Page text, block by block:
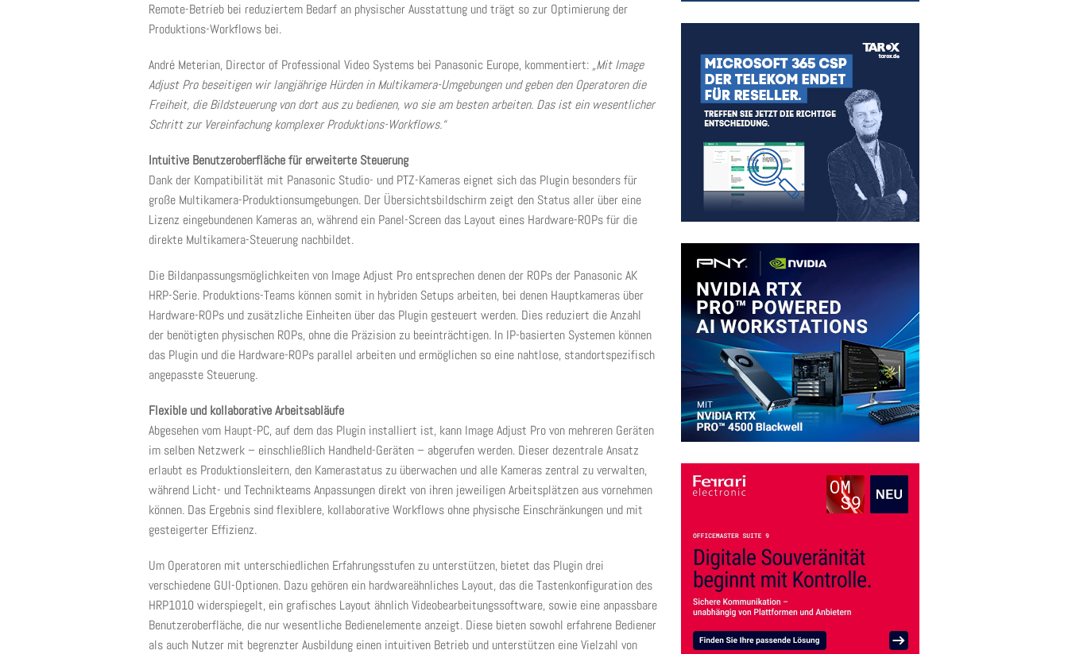
Remote-Betrieb bei reduziertem Bedarf an physischer Ausstattung und trägt so zur Optimierung der
Produktions-Workflows bei.
André Meterian, Director of Professional Video Systems bei Panasonic Europe, kommentiert: „Mit Image
Adjust Pro beseitigen wir langjährige Hürden in Multikamera-Umgebungen und geben den Operatoren die
Freiheit, die Bildsteuerung von dort aus zu bedienen, wo sie am besten arbeiten. Das ist ein wesentlicher
Schritt zur Vereinfachung komplexer Produktions-Workflows.“
Intuitive Benutzeroberfläche für erweiterte Steuerung
Dank der Kompatibilität mit Panasonic Studio- und PTZ-Kameras eignet sich das Plugin besonders für
große Multikamera-Produktionsumgebungen. Der Übersichtsbildschirm zeigt den Status aller über eine
Lizenz eingebundenen Kameras an, während ein Panel-Screen das Layout eines Hardware-ROPs für die
direkte Multikamera-Steuerung nachbildet.
Die Bildanpassungsmöglichkeiten von Image Adjust Pro entsprechen denen der ROPs der Panasonic AK
HRP-Serie. Produktions-Teams können somit in hybriden Setups arbeiten, bei denen Hauptkameras über
Hardware-ROPs und zusätzliche Einheiten über das Plugin gesteuert werden. Dies reduziert die Anzahl
der benötigten physischen ROPs, ohne die Präzision zu beeinträchtigen. In IP-basierten Systemen können
das Plugin und die Hardware-ROPs parallel arbeiten und ermöglichen so eine nahtlose, standortspezifisch
angepasste Steuerung.
Flexible und kollaborative Arbeitsabläufe
Abgesehen vom Haupt-PC, auf dem das Plugin installiert ist, kann Image Adjust Pro von mehreren Geräten
im selben Netzwerk – einschließlich Handheld-Geräten – abgerufen werden. Dieser dezentrale Ansatz
erlaubt es Produktionsleitern, den Kamerastatus zu überwachen und alle Kameras zentral zu verwalten,
während Licht- und Technikteams Anpassungen direkt von ihren jeweiligen Arbeitsplätzen aus vornehmen
können. Das Ergebnis sind flexiblere, kollaborative Workflows ohne physische Einschränkungen und mit
gesteigerter Effizienz.
Um Operatoren mit unterschiedlichen Erfahrungsstufen zu unterstützen, bietet das Plugin drei
verschiedene GUI-Optionen. Dazu gehören ein hardwareähnliches Layout, das die Tastenkonfiguration des
HRP1010 widerspiegelt, ein grafisches Layout ähnlich Videobearbeitungssoftware, sowie eine anpassbare
Benutzeroberfläche, die nur wesentliche Bedienelemente anzeigt. Diese bieten sowohl erfahrene Bediener
als auch Nutzer mit begrenzter Ausbildung einen intuitiven Betrieb und unterstützen eine Vielzahl von